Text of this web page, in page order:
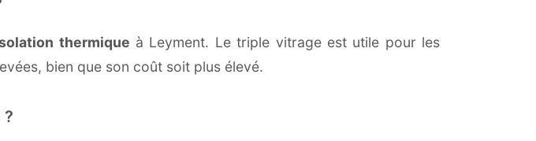
thermique à Leyment. Le triple vitrage est utile pour les
bien que son coût soit plus élevé.